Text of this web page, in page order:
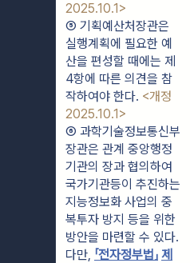
2025.10.1>
⑤ 기획예산처장관은
실행계획에 필요한 예
산을 편성할 때에는 제
4항에 따른 의견을 참
작하여야 한다. <개정
2025.10.1>
⑥ 과학기술정보통신부
장관은 관계 중앙행정
기관의 장과 협의하여
국가기관등이 추진하는
지능정보화 사업의 중
복투자 방지 등을 위한
방안을 마련할 수 있다.
다만, 「전자정부법」 제